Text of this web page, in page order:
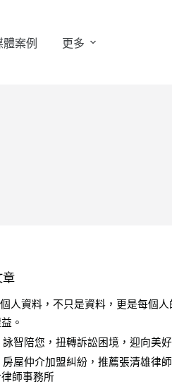
體案例 更多
章
個人資料，不只是資料，更是每個
。
智陪您，扭轉訴訟困境，迎向美
屋仲介加盟糾紛，推薦張清雄律
師事務所